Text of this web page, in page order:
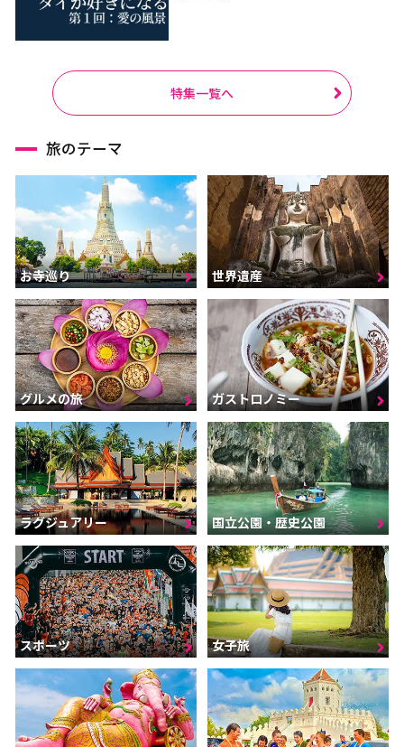
特集一覧へ
旅のテーマ
お寺巡り 世界遺産
グルメの旅 ガストロノミー
ラグジュアリー 国立公園・歴史公園
スポーツ 女子旅